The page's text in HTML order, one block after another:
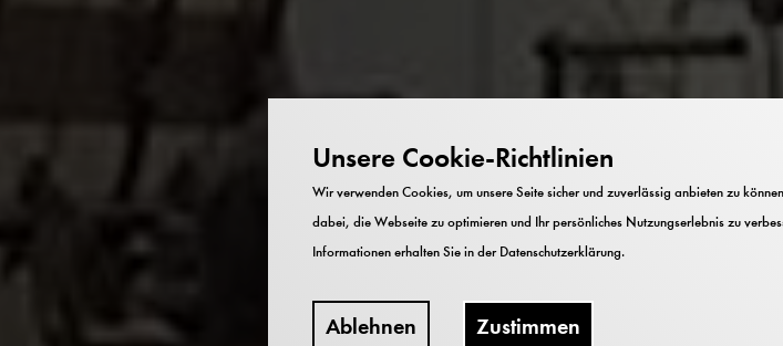
Unsere Cookie-Richtlinien
Wir verwenden Cookies, um unsere Seite sicher und zuverlässig anbieten zu
dabei, die Webseite zu optimieren und Ihr persönliches Nutzungserlebnis zu
Informationen erhalten Sie in derDatenschutzerklärung.
Ablehnen Zustimmen